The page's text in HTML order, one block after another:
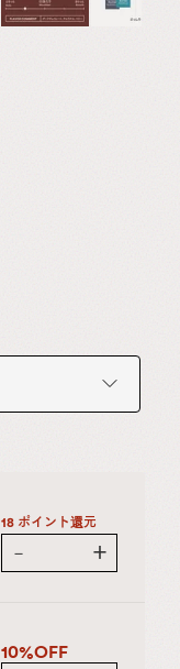
18 ポイント還元
－ ＋
10%OFF